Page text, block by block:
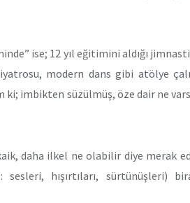
ise; 12 yıl eğitimini aldığı
modern dans gibi atölye
imbikten süzülmüş, öze dair ne
daha ilkel ne olabilir diye merak
hışırtıları, sürtünüşleri)